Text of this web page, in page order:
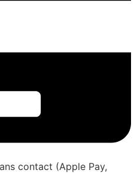
contact (Apple Pay,